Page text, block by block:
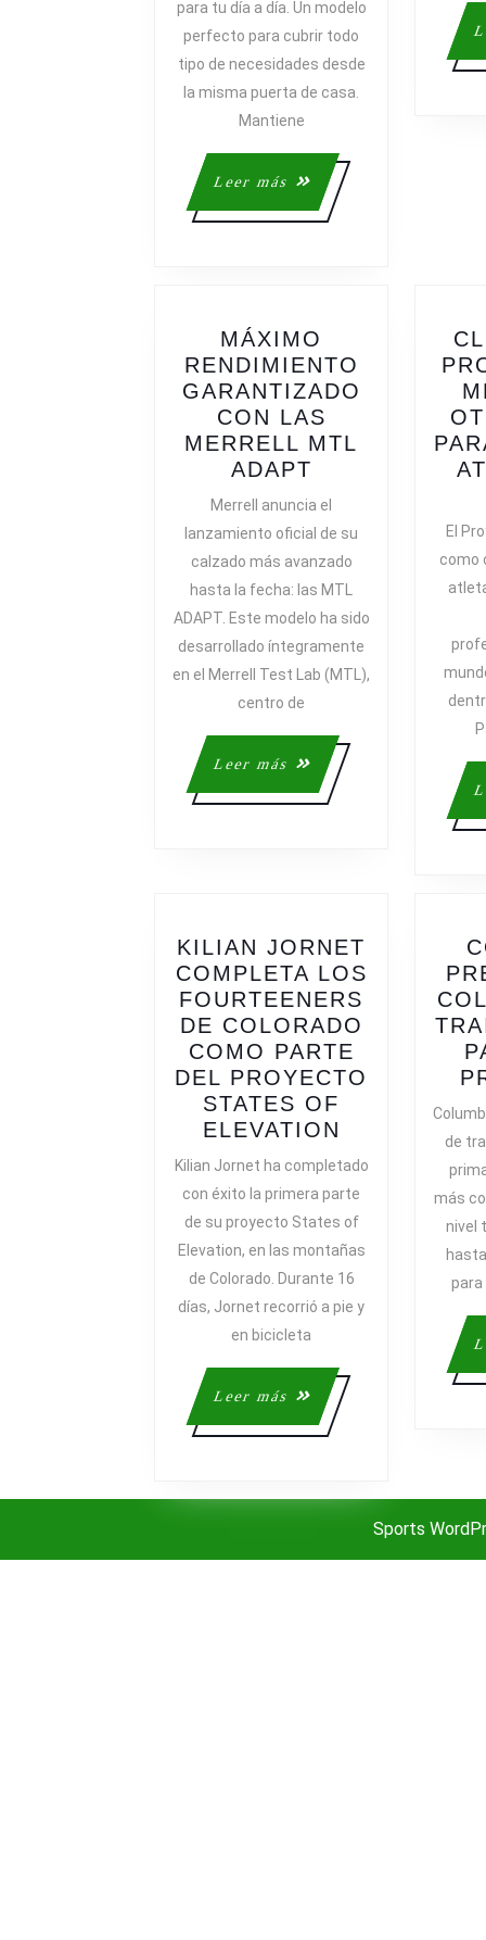
LONE
PEAK
7
para tu día a día. Un modelo
perfecto para cubrir todo
tipo de necesidades desde
la misma puerta de casa.
Mantiene
Leer más
Leer
más
MÁXIMO
RENDIMIENTO
GARANTIZADO
CON LAS
MERRELL MTL
ADAPT
RENDIMIENTO
CON
LAS
MERRELL
MTL
ADAPT
Merrell anuncia el
lanzamiento oficial de su
calzado más avanzado
hasta la fecha: las MTL
ADAPT. Este modelo ha sido
desarrollado íntegramente
en el Merrell Test Lab (MTL),
centro de
Leer más
Leer
más
El
como
KILIAN JORNET
COMPLETA LOS
FOURTEENERS
DE COLORADO
COMO PARTE
DEL PROYECTO
STATES OF
ELEVATION
JORNET
COMPLETA
LOS
DE
COLORADO
COMO
DEL
PROYECTO
STATES
Kilian Jornet ha completado
con éxito la primera parte
de su proyecto States of
Elevation, en las montañas
de Colorado. Durante 16
días, Jornet recorrió a pie y
en bicicleta
Leer más
Leer
más
de
más
nivel
para
Sports